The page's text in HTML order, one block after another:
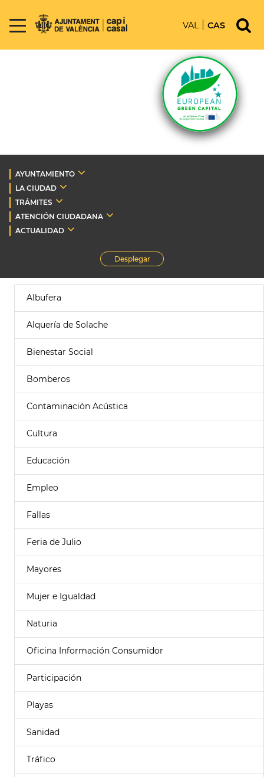
VAL CAS
AYUNTAMIENTO
LA CIUDAD
TRÁMITES
ATENCIÓN CIUDADANA
ACTUALIDAD
Desplegar
Albufera
Alquería de Solache
Bienestar Social
Bomberos
Contaminación Acústica
Cultura
Educación
Empleo
Fallas
Feria de Julio
Mayores
Mujer e Igualdad
Naturia
Oficina Información Consumidor
Participación
Playas
Sanidad
Tráfico